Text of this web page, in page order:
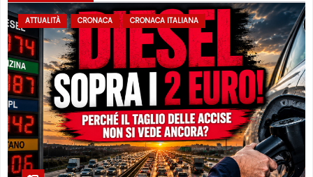
ATTUALITÀ CRONACA CRONACA ITALIANA